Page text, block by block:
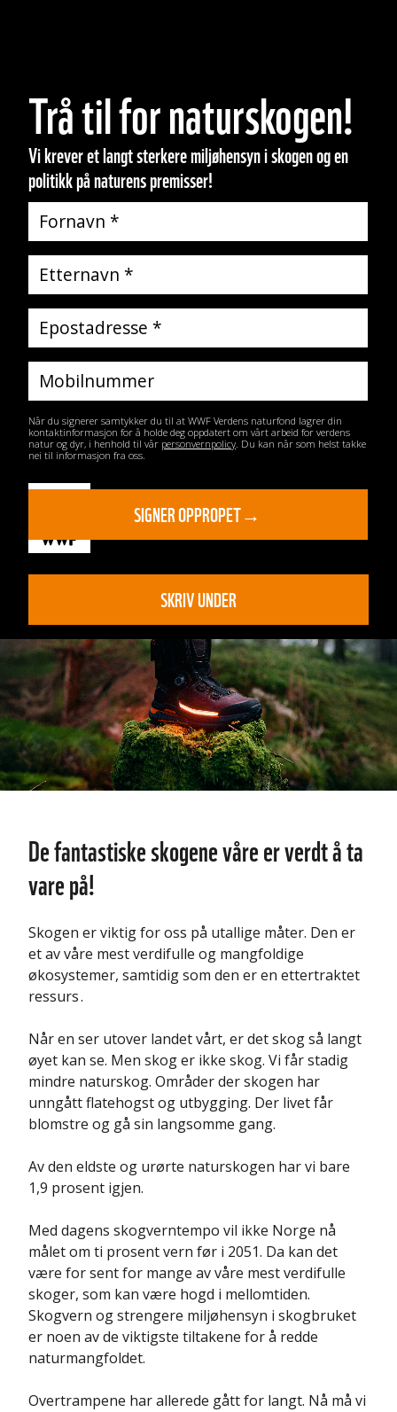
Trå til for naturskogen!
Vi krever et langt sterkere miljøhensyn i skogen og en
politikk på naturens premisser!
Når du signerer samtykker du til at WWF Verdens naturfond lagrer din
kontaktinformasjon for å holde deg oppdatert om vårt arbeid for verdens
natur og dyr, i henhold til vår personvernpolicy. Du kan når som helst takke
nei til informasjon fra oss.
SKRIV UNDER
De fantastiske skogene våre er verdt å ta
vare på!
Skogen er viktig for oss på utallige måter. Den er
et av våre mest verdifulle og mangfoldige
økosystemer, samtidig som den er en ettertraktet
ressurs .
Når en ser utover landet vårt, er det skog så langt
øyet kan se. Men skog er ikke skog. Vi får stadig
mindre naturskog. Områder der skogen har
unngått flatehogst og utbygging. Der livet får
blomstre og gå sin langsomme gang.
Av den eldste og urørte naturskogen har vi bare
1,9 prosent igjen.
Med dagens skogverntempo vil ikke Norge nå
målet om ti prosent vern før i 2051. Da kan det
være for sent for mange av våre mest verdifulle
skoger, som kan være hogd i mellomtiden.
Skogvern og strengere miljøhensyn i skogbruket
er noen av de viktigste tiltakene for å redde
naturmangfoldet.
Overtrampene har allerede gått for langt. Nå må vi